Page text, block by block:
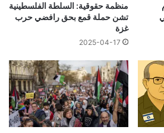
منظمة حقوقية: السلطة الفلسطينية
تشن حملة قمع بحق رافضي حرب
غزة
2025-04-17